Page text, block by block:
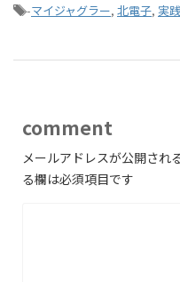
-マイジャグラー, 北電子, 実
comment
メールアドレスが公開され
る欄は必須項目です